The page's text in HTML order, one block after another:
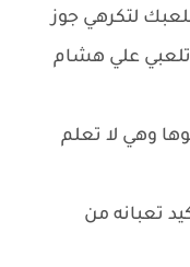
لتكرهي جوز
تلعبي علي هشام
وهي لا تعلم
تعبانه من